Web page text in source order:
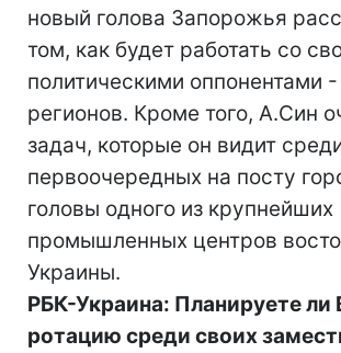
новый голова Запорожья
том, как будет работать со
политическими оппонентами
регионов. Кроме того, А.Син
задач, которые он видит
первоочередных на посту
головы одного из крупнейших
промышленных центров
Украины.
РБК-Украина: Планируете ли
ротацию среди своих